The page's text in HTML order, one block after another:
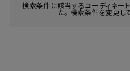
検索条件に該当するコーディネー
た。 検索条件を変更し